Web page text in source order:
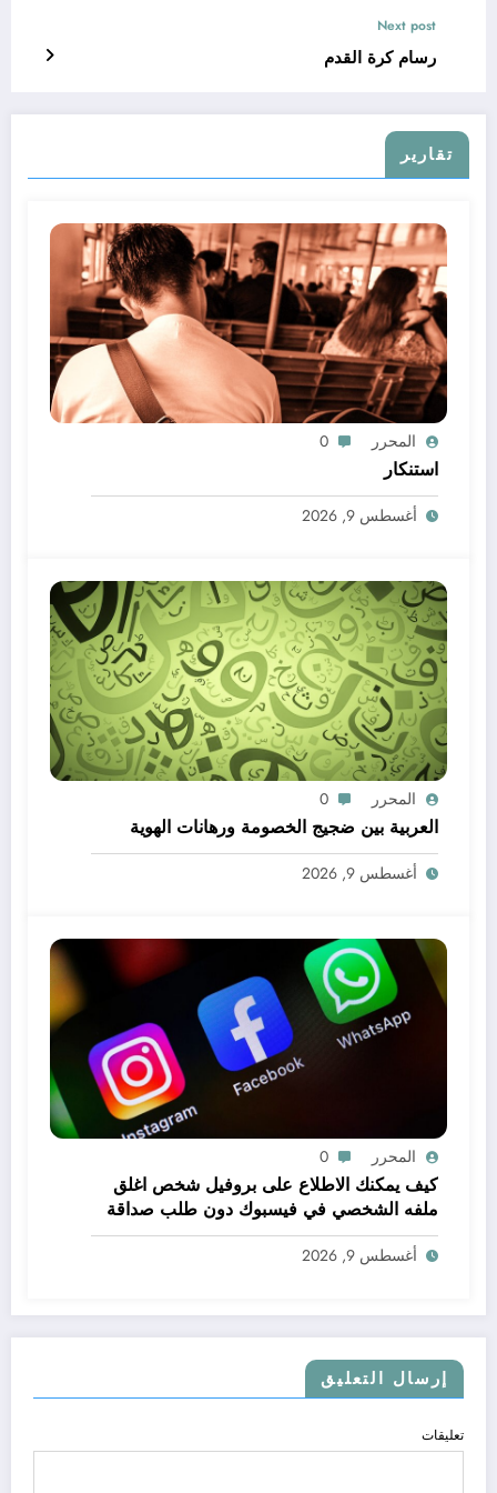
Next post
رسام كرة القدم
تقارير
المحرر 0
استنكار
أغسطس 9, 2026
المحرر 0
العربية بين ضجيج الخصومة ورهانات الهوية
أغسطس 9, 2026
المحرر 0
كيف يمكنك الاطلاع على بروفيل شخص اغلق
ملفه الشخصي في فيسبوك دون طلب صداقة
.. الاطلاع على محتوى صفحة شخص اغلق ملفه
الشخصي في فيسبوك دون طلب صداقة
أغسطس 9, 2026
إرسال التعليق
تعليقات